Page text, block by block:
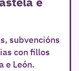
subvencións
con fillos
e León.